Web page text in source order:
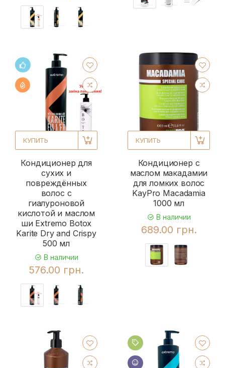
КУПИТЬ
Кондиционер для
сухих и
повреждённых
волос с
гиалуроновой
кислотой и маслом
ши Extremo Botox
Karite Dry and Crispy
500 мл
В наличии
576.00 грн.
КУПИТЬ
Кондиционер с
маслом макадамии
для ломких волос
KayPro Macadamia
1000 мл
В наличии
689.00 грн.